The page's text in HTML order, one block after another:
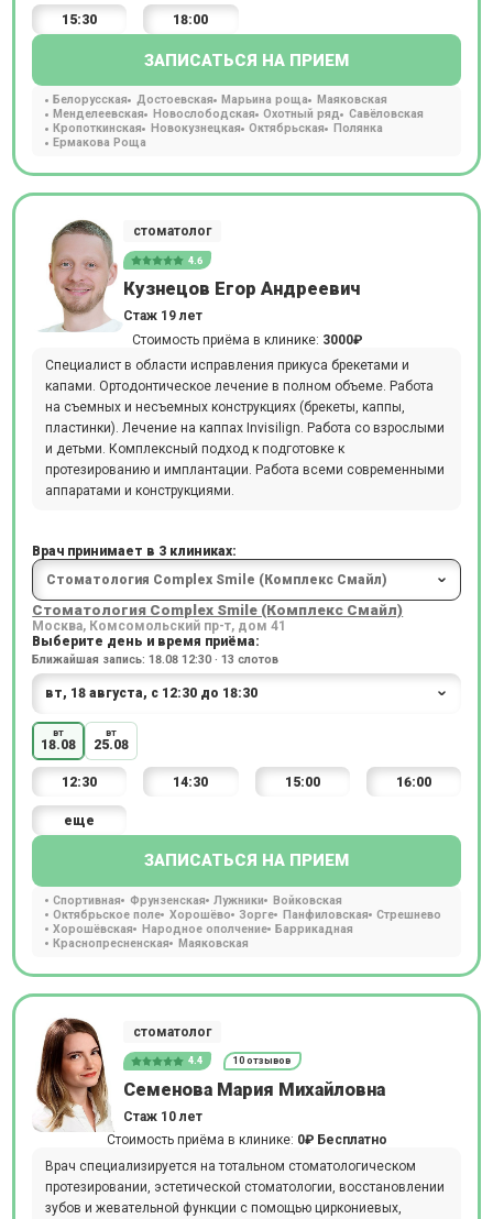
15:30 18:00
ЗАПИСАТЬСЯ НА ПРИЕМ
Белорусская Достоевская Марьина роща
Маяковская
Менделеевская
Новослободская Охотный ряд
Савёловская
Кропоткинская
Новокузнецкая Октябрьская
Полянка
Ермакова Роща
стоматолог
4.6
Кузнецов Егор Андреевич
Стаж 19 лет
Стоимость приёма в клинике: 3000₽
Специалист в области исправления прикуса брекетами и
капами. Ортодонтическое лечение в полном объеме. Работа
на съемных и несъемных конструкциях (брекеты, каппы,
пластинки). Лечение на каппах Invisilign. Работа со взрослыми
и детьми. Комплексный подход к подготовке к
протезированию и имплантации. Работа всеми современными
аппаратами и конструкциями.
Врач принимает в 3 клиниках:
Стоматология Complex Smile (Комплекс Смайл)
Москва, Комсомольский пр-т, дом 41
Выберите день и время приёма:
Ближайшая запись: 18.08 12:30 · 13 слотов
вт
18.08
вт
25.08
12:30 14:30 15:00 16:00
еще
ЗАПИСАТЬСЯ НА ПРИЕМ
Спортивная Фрунзенская Лужники
Войковская
Октябрьское поле
Хорошёво Зорге Панфиловская
Стрешнево
Хорошёвская
Народное ополчение Баррикадная
Краснопресненская
Маяковская
стоматолог
4.4 10 отзывов
Семенова Мария Михайловна
Стаж 10 лет
Стоимость приёма в клинике: 0₽ Бесплатно
Врач специализируется на тотальном стоматологическом
протезировании, эстетической стоматологии, восстановлении
зубов и жевательной функции с помощью циркониевых,